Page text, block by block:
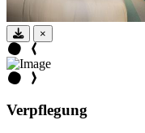
×
Verpflegung